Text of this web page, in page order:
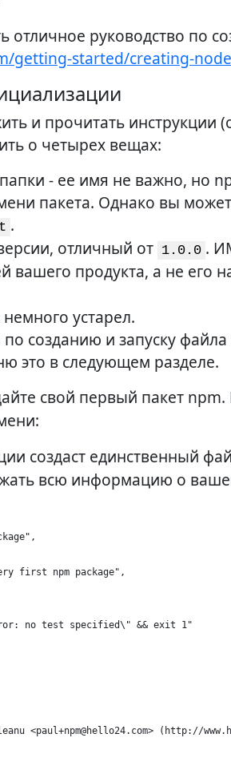
отличное руководство по
getting-started/creating-
и прочитать инструкции
о четырех вещах:
- ее имя не важно, но
пакета. Однако вы
.
отличный от 1.0.0 .
вашего продукта, а не его
устарел.
созданию и запуску
это в следующем разделе.
свой первый пакет
создаст единственный
всю информацию о
first npm package",
no test specified\" && exit 1"
<paul+npm@hello24.com> (http://